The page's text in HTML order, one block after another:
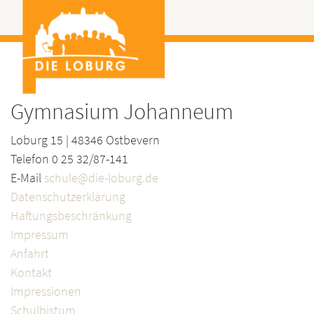
Gymnasium Johanneum
Loburg 15 | 48346 Ostbevern
Telefon 0 25 32/87-141
E-Mail schule@die-loburg.de
Datenschutzerklärung
Haftungsbeschränkung
Impressum
Anfahrt
Kontakt
Impressionen
Schulbistum